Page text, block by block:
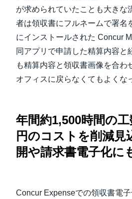
が求められていたことも大きな
者は領収書にフルネームで署名
にインストールされた Concur
同アプリで申請した精算内容と
も精算内容と領収書画像を合わ
オフィスに戻らなくてもよくな
年間約1,500時間の
円のコストを削減見
開や請求書電子化に
Concur Expenseでの領収書電